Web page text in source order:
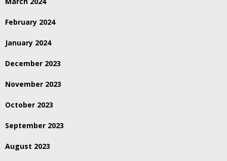
February 2024
January 2024
December 2023
November 2023
October 2023
September 2023
August 2023